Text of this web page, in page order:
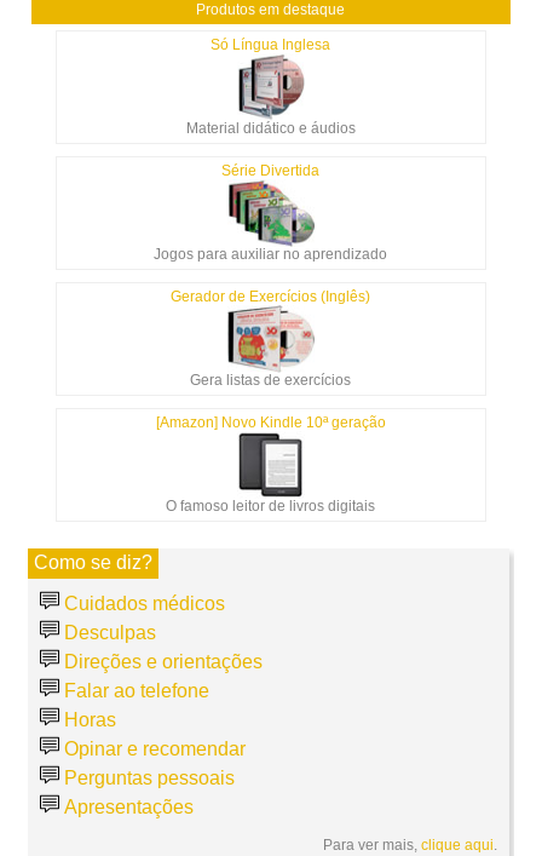
Produtos em destaque
Só Língua Inglesa
Material didático e áudios
Série Divertida
Jogos para auxiliar no aprendizado
Gerador de Exercícios (Inglês)
Gera listas de exercícios
[Amazon] Novo Kindle 10ª geração
O famoso leitor de livros digitais
Como se diz?
Cuidados médicos
Desculpas
Direções e orientações
Falar ao telefone
Horas
Opinar e recomendar
Perguntas pessoais
Apresentações
Para ver mais, clique aqui.